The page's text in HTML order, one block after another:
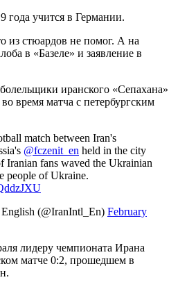
года учится в Германии.
из стюардов не помог. А на
в «Базеле» и заявление в
иранского «Сепахана»
время матча с петербургским
match between Iran's
@fczenit_en held in the city
Iranian fans waved the Ukrainian
people of Ukraine.
(@IranIntl_En) February
лидеру чемпионата Ирана
матче 0:2, прошедшем в